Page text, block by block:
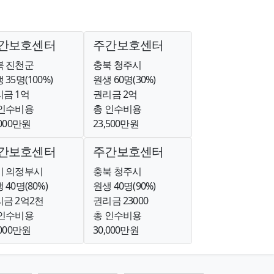
보호센터
진천군
35명(100%)
금 1억
수비용
만원
주간보호센터
충북 청주시
원생 60명(30%)
권리금 2억
총 인수비용
23,500만원
보호센터
의정부시
40명(80%)
금 2억2천
수비용
만원
주간보호센터
충북 청주시
원생 40명(90%)
권리금 23000
총 인수비용
30,000만원